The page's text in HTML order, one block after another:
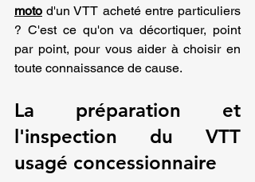
moto d'un VTT acheté entre particuliers
? C'est ce qu'on va décortiquer, point
par point, pour vous aider à choisir en
toute connaissance de cause.
La préparation et
l'inspection du VTT
usagé concessionnaire